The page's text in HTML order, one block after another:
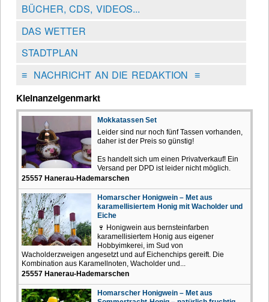
BÜCHER, CDS, VIDEOS...
DAS WETTER
STADTPLAN
≡NACHRICHT AN DIE REDAKTION ≡
Kleinanzeigenmarkt
Mokkatassen Set
Leider sind nur noch fünf Tassen vorhanden,
daher ist der Preis so günstig!
Es handelt sich um einen Privatverkauf! Ein
Versand per DPD ist leider nicht möglich.
25557 Hanerau-Hademarschen
Homarscher Honigwein – Met aus
karamellisiertem Honig mit Wacholder und
Eiche
🍷 Honigwein aus bernsteinfarben
karamellisiertem Honig aus eigener
Hobbyimkerei, im Sud von
Wacholderzweigen angesetzt und auf Eichenchips gereift. Die
Kombination aus Karamellnoten, Wacholder und...
25557 Hanerau-Hademarschen
Homarscher Honigwein – Met aus